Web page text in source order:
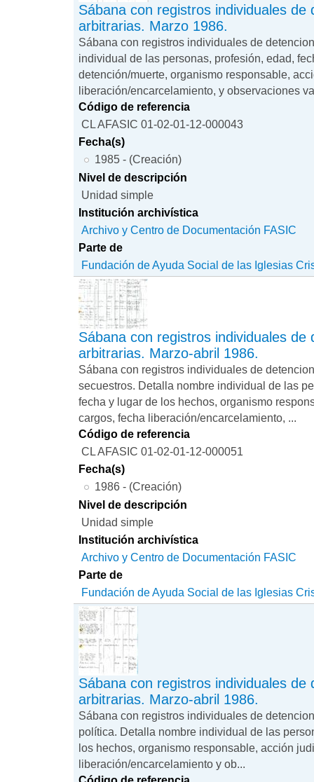
Sábana con registros individuales de
arbitrarias. Marzo 1986.
Sábana con registros individuales de
individual de las personas, profesión, edad,
detención/muerte, organismo responsable,
liberación/encarcelamiento, y observaciones
Código de referencia
CL AFASIC 01-02-01-12-000043
Fecha(s)
1985 - (Creación)
Nivel de descripción
Unidad simple
Institución archivística
Archivo y Centro de Documentación FASIC
Parte de
Fundación de Ayuda Social de las Iglesias
Sábana con registros individuales de
arbitrarias. Marzo-abril 1986.
Sábana con registros individuales de
secuestros. Detalla nombre individual de las
fecha y lugar de los hechos, organismo
cargos, fecha liberación/encarcelamiento, ...
Código de referencia
CL AFASIC 01-02-01-12-000051
Fecha(s)
1986 - (Creación)
Nivel de descripción
Unidad simple
Institución archivística
Archivo y Centro de Documentación FASIC
Parte de
Fundación de Ayuda Social de las Iglesias
Sábana con registros individuales de
arbitrarias. Marzo-abril 1986.
Sábana con registros individuales de
política. Detalla nombre individual de las
los hechos, organismo responsable, acción
liberación/encarcelamiento y ob...